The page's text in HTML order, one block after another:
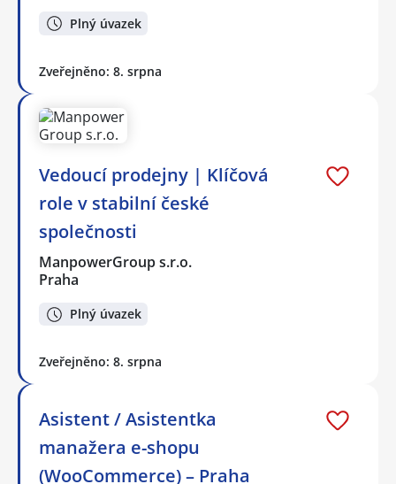
Plný úvazek
Zveřejněno: 8. srpna
Vedoucí prodejny | Klíčová
role v stabilní české
společnosti
ManpowerGroup s.r.o.
Praha
Plný úvazek
Zveřejněno: 8. srpna
Asistent / Asistentka
manažera e-shopu
(WooCommerce) – Praha